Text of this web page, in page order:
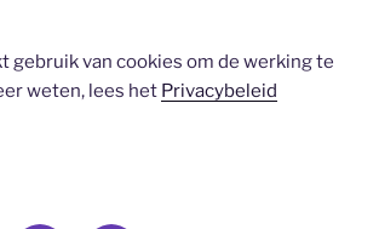
gebruik van cookies om de werking te
weten, lees het Privacybeleid